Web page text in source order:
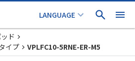
ド
イプ
VPLFC10-5RNE-ER-M5